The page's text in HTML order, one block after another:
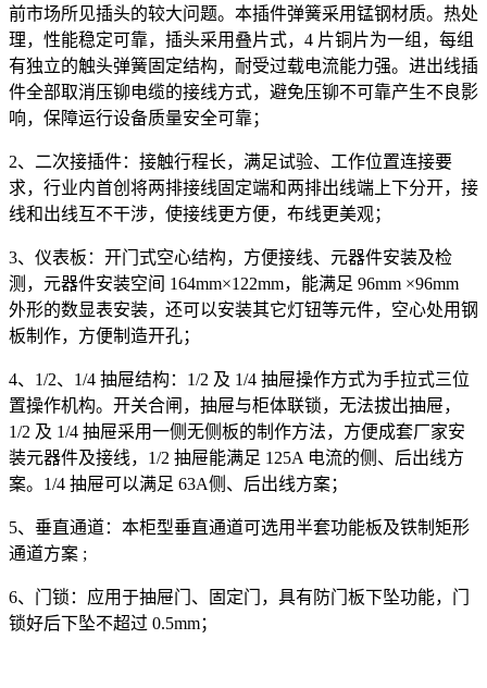
前市场所见插头的较大问题。本插件弹簧采用锰钢材质。热处
理，性能稳定可靠，插头采用叠片式，4 片铜片为一组，每组
有独立的触头弹簧固定结构，耐受过载电流能力强。进出线插
件全部取消压铆电缆的接线方式，避免压铆不可靠产生不良影
响，保障运行设备质量安全可靠；
2、二次接插件：接触行程长，满足试验、工作位置连接要
求，行业内首创将两排接线固定端和两排出线端上下分开，接
线和出线互不干涉，使接线更方便，布线更美观；
3、仪表板：开门式空心结构，方便接线、元器件安装及检
测，元器件安装空间 164mm×122mm，能满足 96mm ×96mm
外形的数显表安装，还可以安装其它灯钮等元件，空心处用钢
板制作，方便制造开孔；
4、1/2、1/4 抽屉结构：1/2 及 1/4 抽屉操作方式为手拉式三位
置操作机构。开关合闸，抽屉与柜体联锁，无法拔出抽屉，
1/2 及 1/4 抽屉采用一侧无侧板的制作方法，方便成套厂家安
装元器件及接线，1/2 抽屉能满足 125A 电流的侧、后出线方
案。1/4 抽屉可以满足 63A侧、后出线方案；
5、垂直通道：本柜型垂直通道可选用半套功能板及铁制矩形
通道方案 ;
6、门锁：应用于抽屉门、固定门，具有防门板下坠功能，门
锁好后下坠不超过 0.5mm；